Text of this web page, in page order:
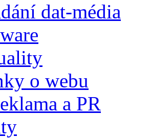
dat-média
o webu
a PR